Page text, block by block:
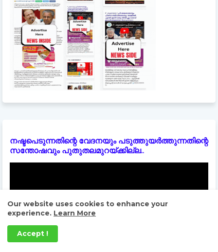
നഷ്ടപെടുന്നതിന്റെ വേദനയും പടുത്തുയർത്തുന്നതിന്റെ
സന്തോഷവും പുതുതലമുറയ്ക്കില്ല..
Our website uses cookies to enhance your
experience. Learn More
Accept !